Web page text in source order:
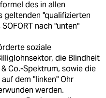
des in allen
geltenden "qualifizierten
nach "unten"
soziale
die Blindheit
Co.-Spektrum, sowie die
dem "linken" Ohr
werden.